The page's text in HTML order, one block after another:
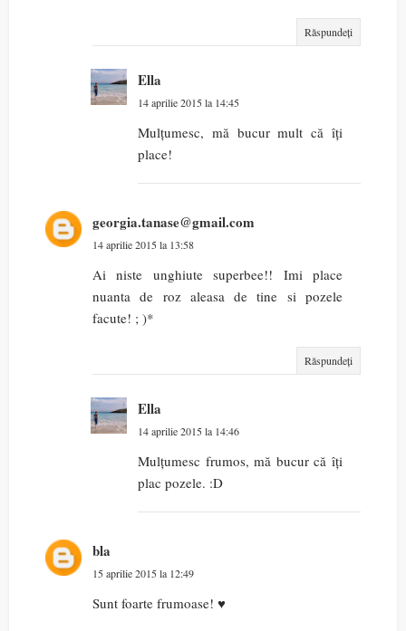
Răspundeți
Ella
14 aprilie 2015 la 14:45
Mulțumesc, mă bucur mult că îți
place!
georgia.tanase@gmail.com
14 aprilie 2015 la 13:58
Ai niste unghiute superbee!! Imi place
nuanta de roz aleasa de tine si pozele
facute! ; )*
Răspundeți
Ella
14 aprilie 2015 la 14:46
Mulțumesc frumos, mă bucur că îți
plac pozele. :D
bla
15 aprilie 2015 la 12:49
Sunt foarte frumoase! ♥